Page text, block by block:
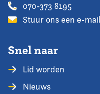
070-373 8195
Stuur ons een e-mail
Snel naar
Lid worden
Nieuws